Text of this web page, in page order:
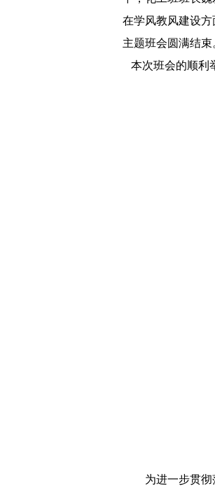
在学风教风建设
主题班会圆满结束
本次班会的顺利
为进一步贯